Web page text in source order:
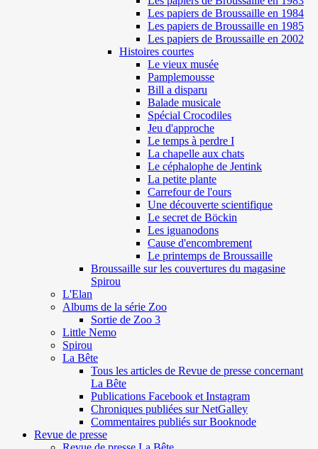
Les papiers de Broussaille en 1984
Les papiers de Broussaille en 1985
Les papiers de Broussaille en 2002
Histoires courtes
Le vieux musée
Pamplemousse
Bill a disparu
Balade musicale
Spécial Crocodiles
Jeu d'approche
Le temps à perdre I
La chapelle aux chats
Le céphalophe de Jentink
La petite plante
Carrefour de l'ours
Une découverte scientifique
Le secret de Böckin
Les iguanodons
Cause d'encombrement
Le printemps de Broussaille
Broussaille sur les couvertures du magasine
Spirou
L'Elan
Albums de la série Zoo
Sortie de Zoo 3
Little Nemo
Spirou
La Bête
Tous les articles de Revue de presse concernant
La Bête
Publications Facebook et Instagram
Chroniques publiées sur NetGalley
Commentaires publiés sur Booknode
Revue de presse